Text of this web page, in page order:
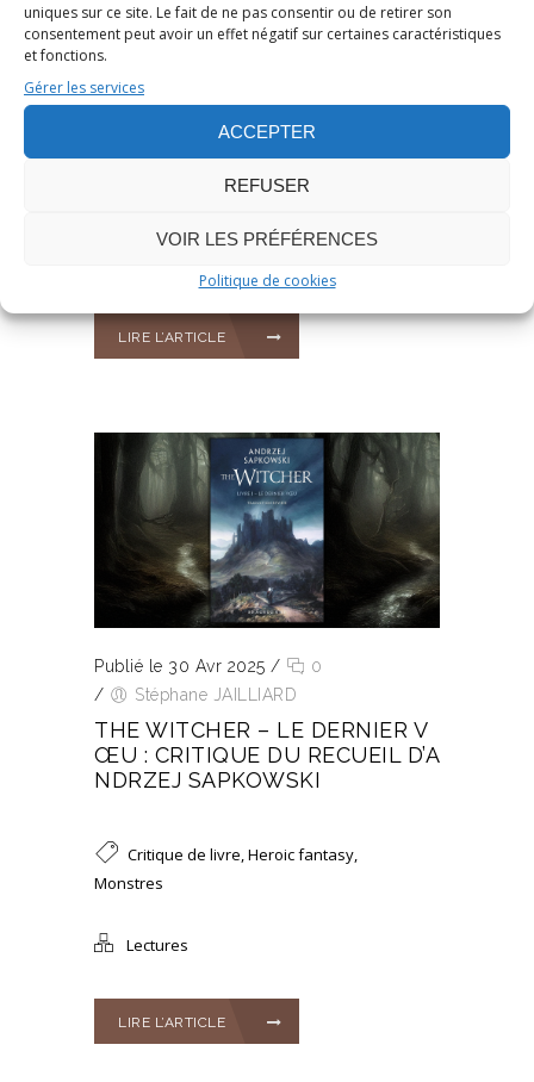
uniques sur ce site. Le fait de ne pas consentir ou de retirer son
consentement peut avoir un effet négatif sur certaines caractéristiques
et fonctions.
Gérer les services
ACCEPTER
REFUSER
VOIR LES PRÉFÉRENCES
Politique de cookies
/ Stéphane JAILLIARD
LE COMBAT DES CHEFS : CRITI
SON ADAPTATION NETFLIX
LIRE L’ARTICLE
Publié le 30 Avr 2025 /
0
/
Stéphane JAILLIARD
THE WITCHER – LE DERNIER V
ŒU : CRITIQUE DU RECUEIL D’A
NDRZEJ SAPKOWSKI
Critique de livre Heroic fantasy
Monstres
Lectures
LIRE L’ARTICLE